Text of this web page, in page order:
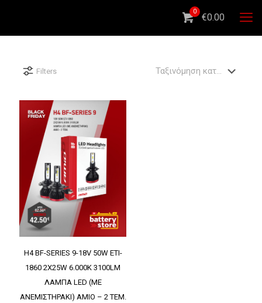
0
€0.00
Filters
H4 BF-SERIES 9-18V 50W ETI-
1860 2X25W 6.000K 3100LM
ΛΑΜΠΑ LED (ΜΕ
ΑΝΕΜΙΣΤΗΡΑΚΙ) AMIO – 2 ΤΕΜ.